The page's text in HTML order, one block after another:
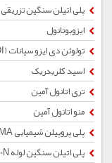
پلی اتیلن سنگین تزریقی 52511UV
ایزوبوتانول
تولوئن دی ایزو سیانات (TDI)
اسید کلریدریک
تری اتانول آمین
منو اتانول آمین
پلی پروپیلن شیمیایی ZH515MA
پلی اتیلن سنگین لوله CRP100N